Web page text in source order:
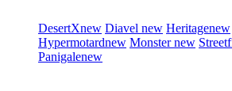
DesertXnew Diavel new Heritagenew
Hypermotardnew Monsternew
Panigalenew